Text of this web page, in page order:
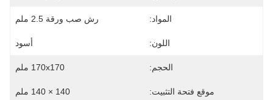
المواد: رش صب ورقة 2.5 ملم
اللون: أسود
الحجم: 170x170 ملم
موقع فتحة التثبيت: 140 × 140 ملم